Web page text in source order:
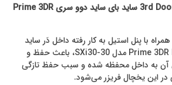
3rd Door with Metal Cooling ساید بای ساید دوو سری Prime 3DR
با پنل استیل به کار رفته داخل دَر ساید
بای ساید دوو سری Prime 3DR IOT مدل SXi30-30، باعث حفظ و
آن به داخل محفظه شده و سبب حفظ تازگی
در این یخچال فریزر می‌شود.